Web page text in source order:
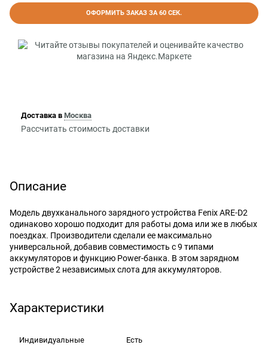
ОФОРМИТЬ ЗАКАЗ ЗА 60 СЕК.
Доставка в Москва
Рассчитать стоимость доставки
Описание
Модель двухканального зарядного устройства Fenix ARE-D2
одинаково хорошо подходит для работы дома или же в любых
поездках. Производители сделали ее максимально
универсальной, добавив совместимость с 9 типами
аккумуляторов и функцию Power-банка. В этом зарядном
устройстве 2 независимых слота для аккумуляторов.
Характеристики
Индивидуальные
Есть